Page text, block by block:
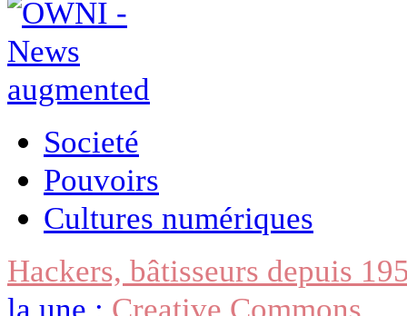
Societé
Pouvoirs
Cultures numériques
Hackers, bâtisseurs depuis
la une : Creative Commons